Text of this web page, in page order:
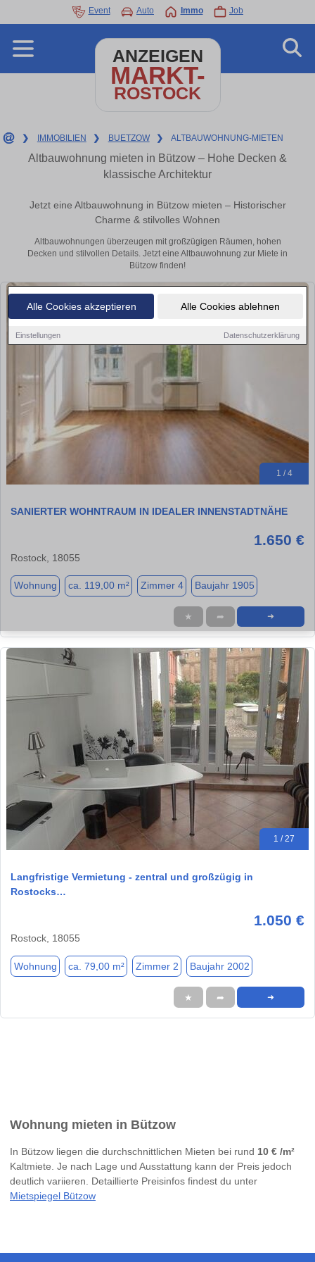
Alle Cookies akzeptieren Alle Cookies ablehnen
Einstellungen Datenschutzerklärung
Event Auto Immo Job
ANZEIGEN
MARKT-
ROSTOCK
❯ IMMOBILIEN ❯ BUETZOW ❯ ALTBAUWOHNUNG-MIETEN
Altbauwohnung mieten in Bützow – Hohe Decken &
klassische Architektur
Jetzt eine Altbauwohnung in Bützow mieten – Historischer
Charme & stilvolles Wohnen
Altbauwohnungen überzeugen mit großzügigen Räumen, hohen
Decken und stilvollen Details. Jetzt eine Altbauwohnung zur Miete in
Bützow finden!
1 / 4
SANIERTER WOHNTRAUM IN IDEALER INNENSTADTNÄHE
1.650 €
Rostock, 18055
Wohnung ca. 119,00 m² Zimmer 4 Baujahr 1905
★ ➦ ➜
1 / 27
Langfristige Vermietung - zentral und großzügig in
Rostocks…
1.050 €
Rostock, 18055
Wohnung ca. 79,00 m² Zimmer 2 Baujahr 2002
★ ➦ ➜
Wohnung mieten in Bützow
In Bützow liegen die durchschnittlichen Mieten bei rund 10 € /m²
Kaltmiete. Je nach Lage und Ausstattung kann der Preis jedoch
deutlich variieren. Detaillierte Preisinfos findest du unter
Mietspiegel Bützow